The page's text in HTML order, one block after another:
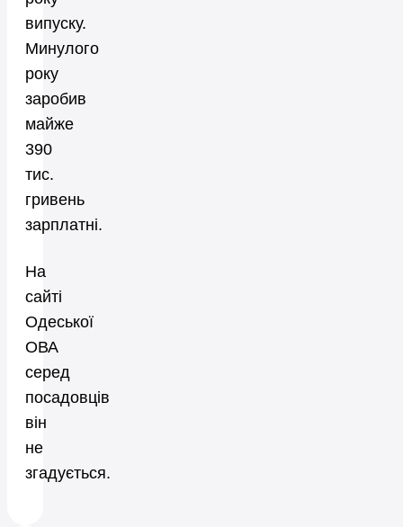
випуску.
Минулого
року
заробив
майже
390
тис.
гривень
зарплатні.
На
сайті
Одеської
ОВА
серед
посадовців
він
не
згадується.